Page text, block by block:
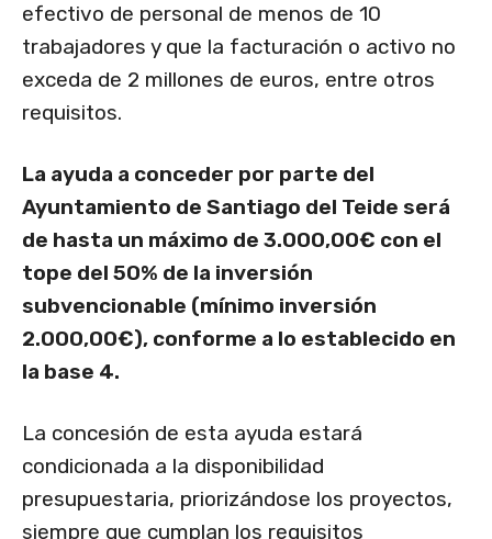
efectivo de personal de menos de 10
trabajadores y que la facturación o activo no
exceda de 2 millones de euros, entre otros
requisitos.
La ayuda a conceder por parte del
Ayuntamiento de Santiago del Teide será
de hasta un máximo de 3.000,00€ con el
tope del 50% de la inversión
subvencionable (mínimo inversión
2.000,00€), conforme a lo establecido en
la base 4.
La concesión de esta ayuda estará
condicionada a la disponibilidad
presupuestaria, priorizándose los proyectos,
siempre que cumplan los requisitos